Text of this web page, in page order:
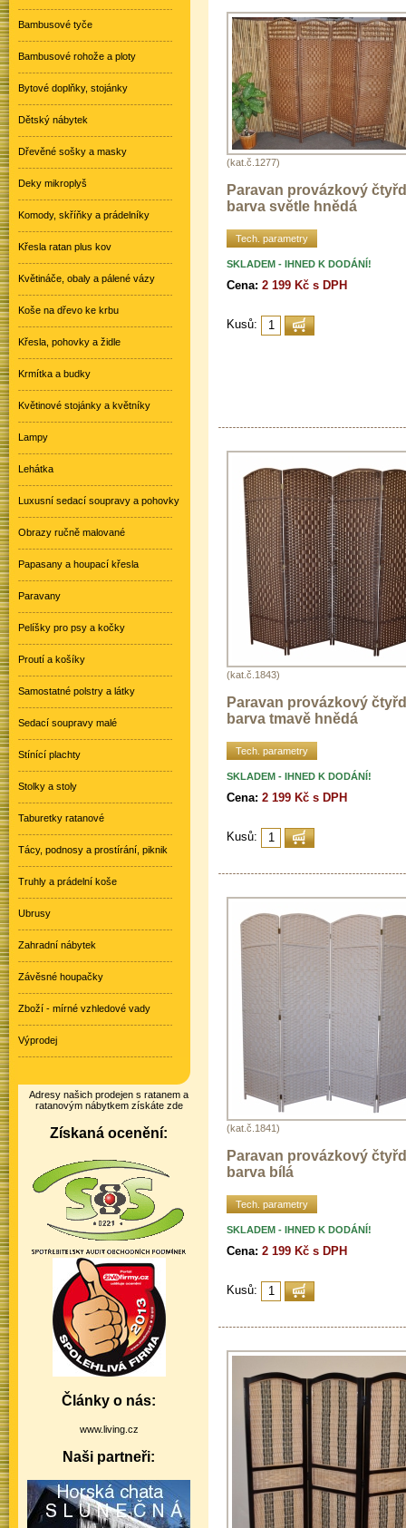
(kat.č.1277)
Paravan provázkový
barva světle hnědá
Tech. parametry
SKLADEM - IHNED K DODÁNÍ!
Cena: 2 199 Kč s DPH
Kusů:
(kat.č.1843)
Paravan provázkový
barva tmavě hnědá
Tech. parametry
SKLADEM - IHNED K DODÁNÍ!
Cena: 2 199 Kč s DPH
Kusů:
(kat.č.1841)
Paravan provázkový
barva bílá
Tech. parametry
SKLADEM - IHNED K DODÁNÍ!
Cena: 2 199 Kč s DPH
Kusů:
Bambusové tyče
Bambusové rohože a ploty
Bytové doplňky, stojánky
Dětský nábytek
Dřevěné sošky a masky
Deky mikroplyš
Komody, skříňky a prádelníky
Křesla ratan plus kov
Květináče, obaly a pálené vázy
Koše na dřevo ke krbu
Křesla, pohovky a židle
Krmítka a budky
Květinové stojánky a květníky
Lampy
Lehátka
Luxusní sedací soupravy a pohovky
Obrazy ručně malované
Papasany a houpací křesla
Paravany
Pelíšky pro psy a kočky
Proutí a košíky
Samostatné polstry a látky
Sedací soupravy malé
Stínící plachty
Stolky a stoly
Taburetky ratanové
Tácy, podnosy a prostírání, piknik
Truhly a prádelní koše
Ubrusy
Zahradní nábytek
Závěsné houpačky
Zboží - mírné vzhledové vady
Výprodej
Adresy našich prodejen s ratanem a
ratanovým nábytkem získáte zde
Získaná ocenění:
Články o nás:
www.living.cz
Naši partneři: